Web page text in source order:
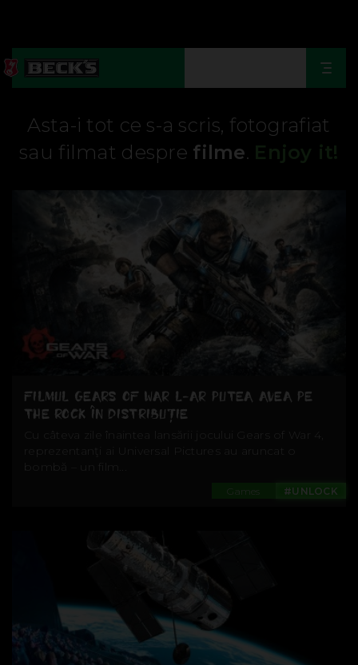
Asta-i tot ce s-a scris, fotografiat
sau filmat despre filme. Enjoy it!
FILMUL GEARS OF WAR L-AR PUTEA AVEA PE
THE ROCK ÎN DISTRIBUŢIE
Cu câteva zile înaintea lansării jocului Gears of War 4,
reprezentanţi ai Universal Pictures au aruncat o
bombă – un film...
#UNLOCK
Games